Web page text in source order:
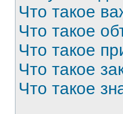
Что такое
Что такое
Что такое
Что такое
Что такое